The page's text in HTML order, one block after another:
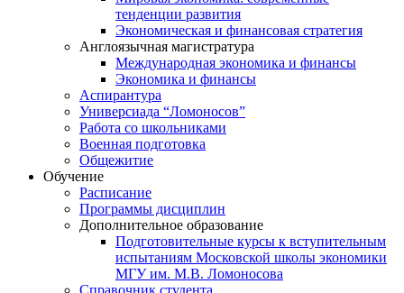
тенденции развития
Экономическая и финансовая стратегия
Англоязычная магистратура
Международная экономика и финансы
Экономика и финансы
Аспирантура
Универсиада “Ломоносов”
Работа со школьниками
Военная подготовка
Общежитие
Обучение
Расписание
Программы дисциплин
Дополнительное образование
Подготовительные курсы к вступительным
испытаниям Московской школы экономики
МГУ им. М.В. Ломоносова